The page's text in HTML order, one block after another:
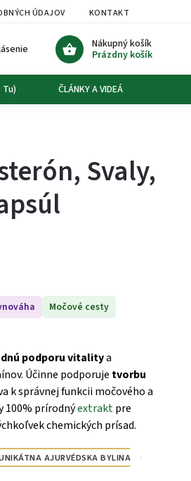
ÚDAJOV KONTAKT
Nákupný košík
Prázdny košík
Tu) ČLÁNKY A VIDEÁ
Svaly,
Močové cesty
podporu vitalitya
Účinne podporuje tvorbu
k správnej funkcii močového a
100% prírodnýextraktpre
chemických prísad.
AJURVÉDSKA BYLINA